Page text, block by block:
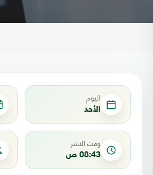
اليوم
الأحد
وقت النشر
08:43 ص